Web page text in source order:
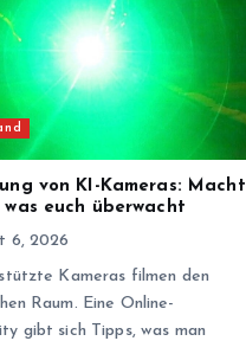
von KI-Kameras: Macht
euch überwacht
6, 2026
Kameras filmen den
Raum. Eine Online-
gibt sich Tipps, was man